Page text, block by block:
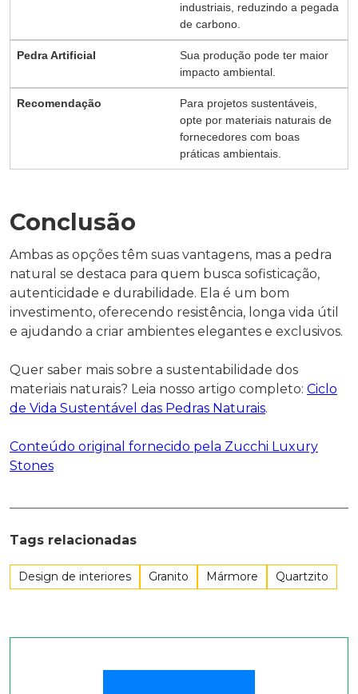
industriais, reduzindo a pegada
de carbono.
Sua produção pode ter maior
impacto ambiental.
Para projetos sustentáveis,
opte por materiais naturais de
fornecedores com boas
práticas ambientais.
Conclusão
Ambas as opções têm suas vantagens, mas a pedra
natural se destaca para quem busca sofisticação,
autenticidade e durabilidade. Ela é um bom
investimento, oferecendo resistência, longa vida útil
e ajudando a criar ambientes elegantes e exclusivos.
Quer saber mais sobre a sustentabilidade dos
materiais naturais? Leia nosso artigo completo: Ciclo
de Vida Sustentável das Pedras Naturais.
Conteúdo original fornecido pela Zucchi Luxury
Stones
Tags relacionadas
Design de interiores Granito Mármore Quartzito